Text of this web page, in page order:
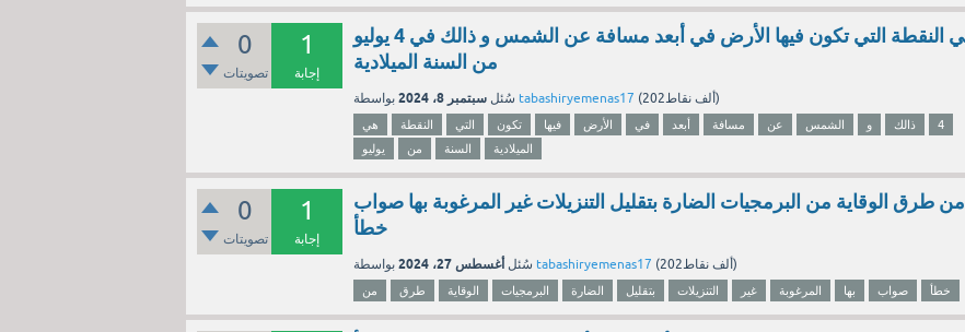
0
تصويتات
1
إجابة
هي النقطة التي تكون فيها الأرض في أبعد مسافة عن الشمس و ذالك في 4 يوليو
من السنة الميلادية
سُئل سبتمبر 8، 2024 tabashiryemenas17 ( 202ألف نقاط)
هي النقطة التي تكون فيها الأرض في أبعد مسافة عن الشمس و ذالك
4
يوليو
من السنة الميلادية
0
تصويتات
1
إجابة
من طرق الوقاية من البرمجيات الضارة بتقليل التنزيلات غير المرغوبة بها صواب
خطأ
سُئل أغسطس 27، 2024 tabashiryemenas17 ( 202ألف نقاط)
من طرق الوقاية البرمجيات الضارة بتقليل التنزيلات غير المرغوبة بها صواب خطأ